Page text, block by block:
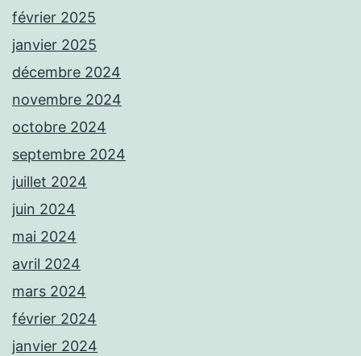
février 2025
janvier 2025
décembre 2024
novembre 2024
octobre 2024
septembre 2024
juillet 2024
juin 2024
mai 2024
avril 2024
mars 2024
février 2024
janvier 2024